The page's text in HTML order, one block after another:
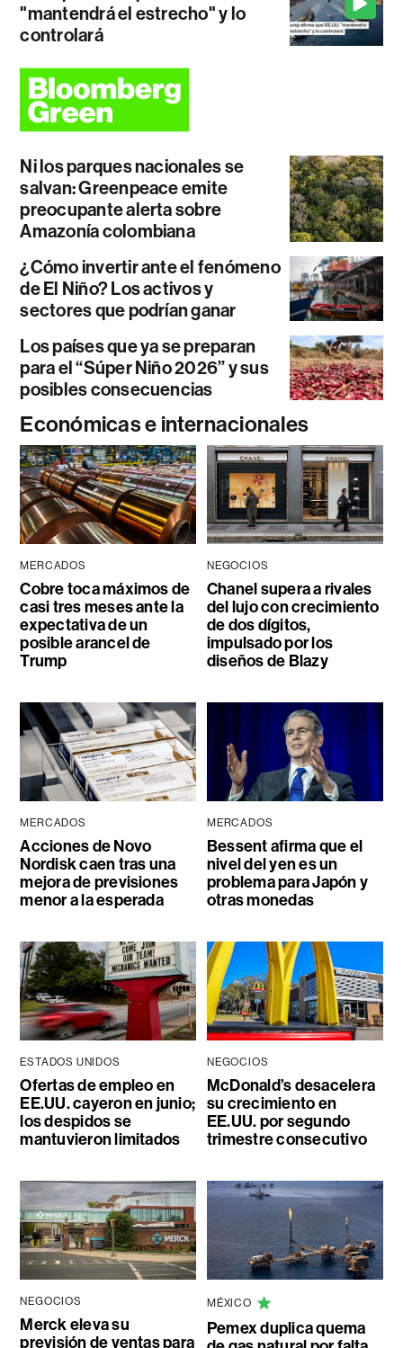
"mantendrá el estrecho" y lo
controlará
Ni los parques nacionales se
salvan: Greenpeace emite
preocupante alerta sobre
Amazonía colombiana
¿Cómo invertir ante el fenómeno
de El Niño? Los activos y
sectores que podrían ganar
Los países que ya se preparan
para el “Súper Niño 2026” y sus
posibles consecuencias
Económicas e internacionales
MERCADOS
Cobre toca máximos de
casi tres meses ante la
expectativa de un
posible arancel de
Trump
NEGOCIOS
Chanel supera a rivales
del lujo con crecimiento
de dos dígitos,
impulsado por los
diseños de Blazy
MERCADOS
Acciones de Novo
Nordisk caen tras una
mejora de previsiones
menor a la esperada
MERCADOS
Bessent afirma que el
nivel del yen es un
problema para Japón y
otras monedas
ESTADOS UNIDOS
Ofertas de empleo en
EE.UU. cayeron en junio;
los despidos se
mantuvieron limitados
NEGOCIOS
McDonald’s desacelera
su crecimiento en
EE.UU. por segundo
trimestre consecutivo
NEGOCIOS
Merck eleva su
previsión de ventas para
MÉXICO
Pemex duplica quema